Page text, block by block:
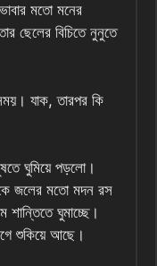
মতো মনের
ছেলের বিচিতে নুনুতে
যাক, তারপর কি
ঘুমিয়ে পড়লো।
জলের মতো মদন রস
ঘুমাচ্ছে।
শুকিয়ে আছে।